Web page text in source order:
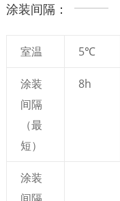
涂装间隔：
室温 5℃
涂装
间隔
（最
短）
8h
涂装